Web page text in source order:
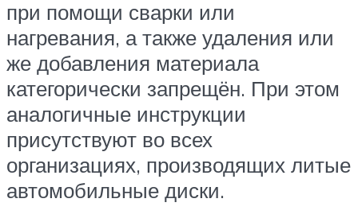
при помощи сварки или
нагревания, а также удаления или
же добавления материала
категорически запрещён. При этом
аналогичные инструкции
присутствуют во всех
организациях, производящих литые
автомобильные диски.